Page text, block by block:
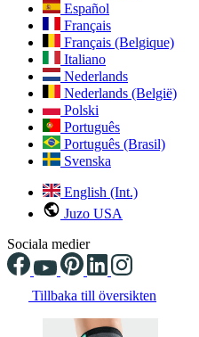
Español
Français
Français (Belgique)
Italiano
Nederlands
Nederlands (België)
Polski
Português
Português (Brasil)
Svenska
English (Int.)
Juzo USA
Sociala medier
Tillbaka till översikten